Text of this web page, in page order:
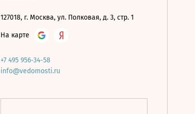
127018, г. Москва, ул. Полковая, д. 3, стр. 1
На карте
+7 495 956-34-58
info@vedomosti.ru